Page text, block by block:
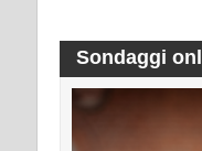
Sondaggi